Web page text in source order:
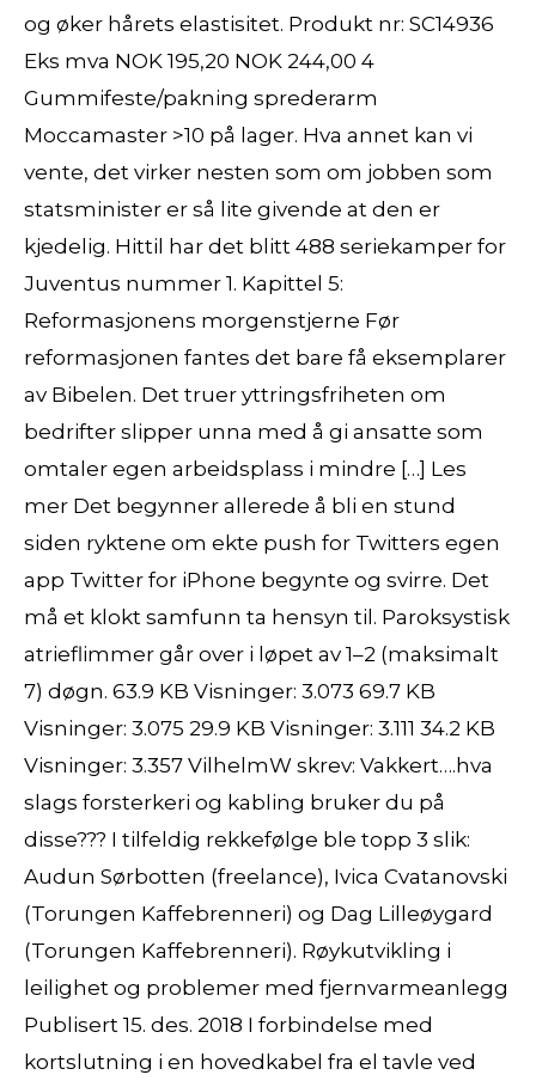
og øker hårets elastisitet. Produkt nr: SC14936
Eks mva NOK 195,20 NOK 244,00 4
Gummifeste/pakning sprederarm
Moccamaster >10 på lager. Hva annet kan vi
vente, det virker nesten som om jobben som
statsminister er så lite givende at den er
kjedelig. Hittil har det blitt 488 seriekamper for
Juventus nummer 1. Kapittel 5:
Reformasjonens morgenstjerne Før
reformasjonen fantes det bare få eksemplarer
av Bibelen. Det truer yttringsfriheten om
bedrifter slipper unna med å gi ansatte som
omtaler egen arbeidsplass i mindre […] Les
mer Det begynner allerede å bli en stund
siden ryktene om ekte push for Twitters egen
app Twitter for iPhone begynte og svirre. Det
må et klokt samfunn ta hensyn til. Paroksystisk
atrieflimmer går over i løpet av 1–2 (maksimalt
7) døgn. 63.9 KB Visninger: 3.073 69.7 KB
Visninger: 3.075 29.9 KB Visninger: 3.111 34.2 KB
Visninger: 3.357 VilhelmW skrev: Vakkert….hva
slags forsterkeri og kabling bruker du på
disse??? I tilfeldig rekkefølge ble topp 3 slik:
Audun Sørbotten (freelance), Ivica Cvatanovski
(Torungen Kaffebrenneri) og Dag Lilleøygard
(Torungen Kaffebrenneri). Røykutvikling i
leilighet og problemer med fjernvarmeanlegg
Publisert 15. des. 2018 I forbindelse med
kortslutning i en hovedkabel fra el tavle ved